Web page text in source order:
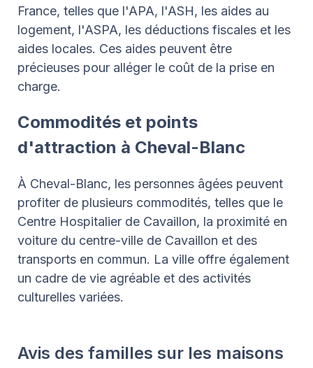
France, telles que l'APA, l'ASH, les aides au
logement, l'ASPA, les déductions fiscales et les
aides locales. Ces aides peuvent être
précieuses pour alléger le coût de la prise en
charge.
Commodités et points
d'attraction à Cheval-Blanc
À Cheval-Blanc, les personnes âgées peuvent
profiter de plusieurs commodités, telles que le
Centre Hospitalier de Cavaillon, la proximité en
voiture du centre-ville de Cavaillon et des
transports en commun. La ville offre également
un cadre de vie agréable et des activités
culturelles variées.
Avis des familles sur les maisons